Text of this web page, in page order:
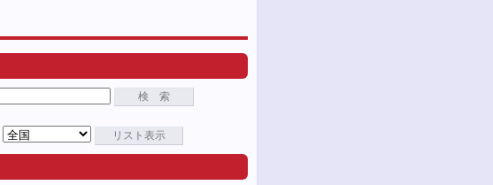
検 索
リスト表示